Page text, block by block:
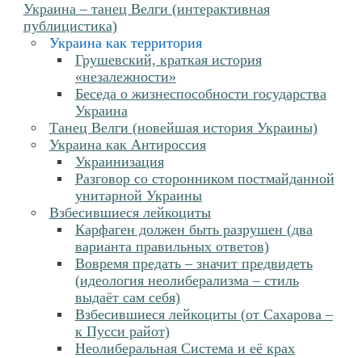
Украина – танец Велги (интерактивная
публицистика)
Украина как территория
Грушевский, краткая история
«незалежности»
Беседа о жизнеспособности государства
Украина
Танец Велги (новейшая история Украины)
Украина как Антироссия
Украинизация
Разговор со сторонником постмайданной
унитарной Украины
Взбесившиеся лейкоциты
Карфаген должен быть разрушен (два
варианта правильных ответов)
Вовремя предать – значит предвидеть
(идеология неолиберализма – стиль
выдаёт сам себя)
Взбесившиеся лейкоциты (от Сахарова –
к Пусси райот)
Неолиберальная Система и её крах